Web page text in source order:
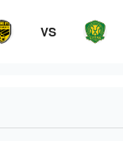
VS